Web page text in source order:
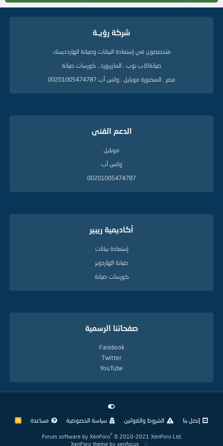
شركة رؤيــة
متخصصون في إستعادة البيانات وصيانة الهاردديسك
صيانةالاب توب ..المازربورد.. كورسات صيانة
مصر ..المنصورة موبايل ..واتس آب 00201005474787
الدعم الفنى
موبايل
واتس آب
00201005474787
أكاديمية ريبير
إستعادة بيانات
صيانة الهاردوير
كورسات صيانة
صفحاتنا الرسمية
Facebook
Twitter
YouTube
إتصل بنا الشروط والقوانين سياسة الخصوصية مساعدة
R
Forum software by XenForo® © 2010-2021 XenForo Ltd.
XenForo theme by xenfocus